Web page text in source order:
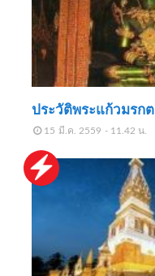
ประวัติพระแก้วมรกต
15 มี.ค. 2559 - 11.42 น.